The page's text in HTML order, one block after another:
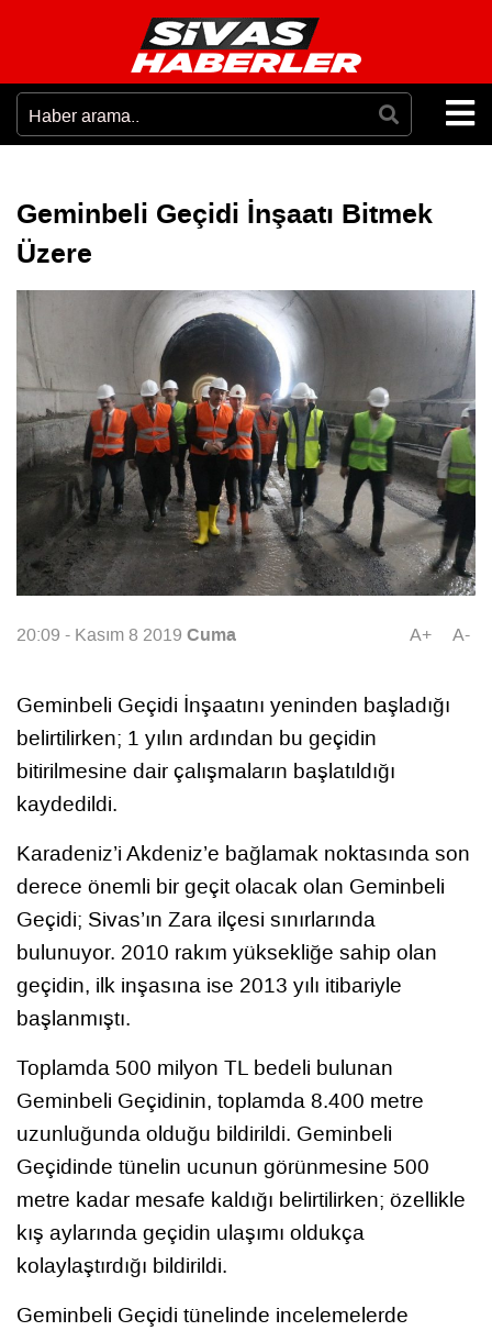
Geminbeli Geçidi İnşaatı Bitmek
Üzere
20:09 - Kasım 8 2019 Cuma A+ A-
Geminbeli Geçidi İnşaatını yeninden başladığı
belirtilirken; 1 yılın ardından bu geçidin
bitirilmesine dair çalışmaların başlatıldığı
kaydedildi.
Karadeniz’i Akdeniz’e bağlamak noktasında son
derece önemli bir geçit olacak olan Geminbeli
Geçidi; Sivas’ın Zara ilçesi sınırlarında
bulunuyor. 2010 rakım yüksekliğe sahip olan
geçidin, ilk inşasına ise 2013 yılı itibariyle
başlanmıştı.
Toplamda 500 milyon TL bedeli bulunan
Geminbeli Geçidinin, toplamda 8.400 metre
uzunluğunda olduğu bildirildi. Geminbeli
Geçidinde tünelin ucunun görünmesine 500
metre kadar mesafe kaldığı belirtilirken; özellikle
kış aylarında geçidin ulaşımı oldukça
kolaylaştırdığı bildirildi.
Geminbeli Geçidi tünelinde incelemelerde